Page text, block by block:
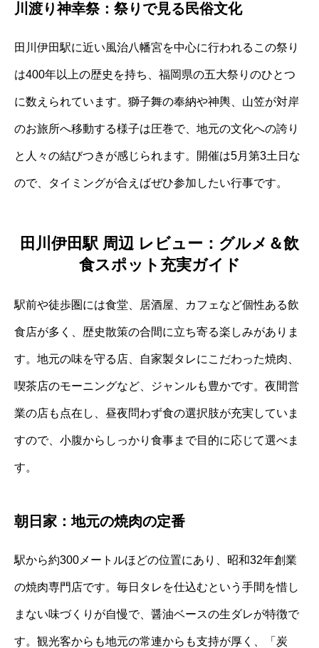
川渡り神幸祭：祭りで見る民俗文化
田川伊田駅に近い風治八幡宮を中心に行われるこの祭り
は400年以上の歴史を持ち、福岡県の五大祭りのひとつ
に数えられています。獅子舞の奉納や神輿、山笠が対岸
のお旅所へ移動する様子は圧巻で、地元の文化への誇り
と人々の結びつきが感じられます。開催は5月第3土日な
ので、タイミングが合えばぜひ参加したい行事です。
田川伊田駅 周辺 レビュー：グルメ＆飲
食スポット充実ガイド
駅前や徒歩圏には食堂、居酒屋、カフェなど個性ある飲
食店が多く、歴史散策の合間に立ち寄る楽しみがありま
す。地元の味を守る店、自家製タレにこだわった焼肉、
喫茶店のモーニングなど、ジャンルも豊かです。夜間営
業の店も点在し、昼夜問わず食の選択肢が充実していま
すので、小腹からしっかり食事まで目的に応じて選べま
す。
朝日家：地元の焼肉の定番
駅から約300メートルほどの位置にあり、昭和32年創業
の焼肉専門店です。毎日タレを仕込むという手間を惜し
まない味づくりが自慢で、醤油ベースの生ダレが特徴で
す。観光客からも地元の常連からも支持が厚く、「炭